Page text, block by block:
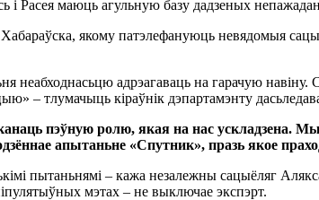
маюць агульную базу дадзеных
Хабараўска, якому патэлефануюць невядомыя
адрэагаваць на гарачую навіну.
– тлумачыць кіраўнік дэпартамэнту
пэўную ролю, якая на нас ускладзена.
апытаньне «Спутник», празь якое
пытаньнямі – кажа незалежны сацыёляг
мэтах – не выключае экспэрт.